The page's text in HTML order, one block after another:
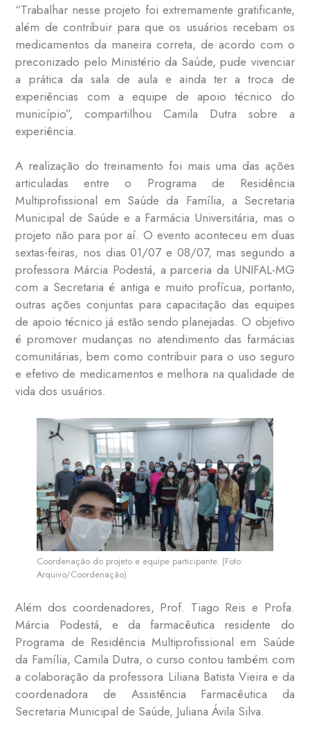
“Trabalhar nesse projeto foi extremamente gratificante,
além de contribuir para que os usuários recebam os
medicamentos da maneira correta, de acordo com o
preconizado pelo Ministério da Saúde, pude vivenciar
a prática da sala de aula e ainda ter a troca de
experiências com a equipe de apoio técnico do
município”, compartilhou Camila Dutra sobre a
experiência.
A realização do treinamento foi mais uma das ações
articuladas entre o Programa de Residência
Multiprofissional em Saúde da Família, a Secretaria
Municipal de Saúde e a Farmácia Universitária, mas o
projeto não para por aí. O evento aconteceu em duas
sextas-feiras, nos dias 01/07 e 08/07, mas segundo a
professora Márcia Podestá, a parceria da UNIFAL-MG
com a Secretaria é antiga e muito profícua, portanto,
outras ações conjuntas para capacitação das equipes
de apoio técnico já estão sendo planejadas. O objetivo
é promover mudanças no atendimento das farmácias
comunitárias, bem como contribuir para o uso seguro
e efetivo de medicamentos e melhora na qualidade de
vida dos usuários.
Coordenação do projeto e equipe participante. (Foto:
Arquivo/Coordenação)
Além dos coordenadores, Prof. Tiago Reis e Profa.
Márcia Podestá, e da farmacêutica residente do
Programa de Residência Multiprofissional em Saúde
da Família, Camila Dutra, o curso contou também com
a colaboração da professora Liliana Batista Vieira e da
coordenadora de Assistência Farmacêutica da
Secretaria Municipal de Saúde, Juliana Ávila Silva.